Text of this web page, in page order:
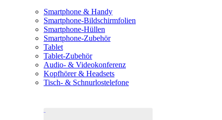
Smartphone & Handy
Smartphone-Bildschirmfolien
Smartphone-Hüllen
Smartphone-Zubehör
Tablet
Tablet-Zubehör
Audio- & Videokonferenz
Kopfhörer & Headsets
Tisch- & Schnurlostelefone